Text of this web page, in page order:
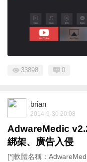
33898 0
brian
2014-9-30 20:08
AdwareMedic
綁架、廣告入侵
[*]軟體名稱：